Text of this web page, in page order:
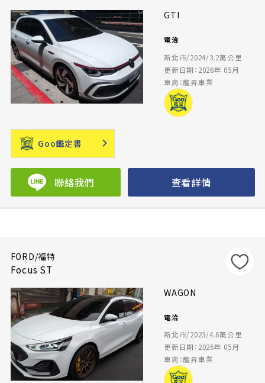
GTI
電洽
新北市/2024/3.2萬公里
更新日期：2026年 05月
車商：龍昇車業
Goo鑑定書
聯絡我們 查看詳情
FORD/福特
Focus ST
WAGON
電洽
新北市/2023/4.6萬公里
更新日期：2026年 05月
車商：龍昇車業